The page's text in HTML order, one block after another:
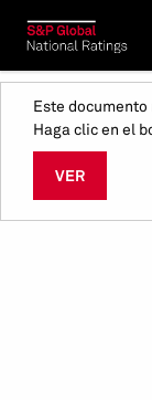
Este documento
Haga clic en el
VER